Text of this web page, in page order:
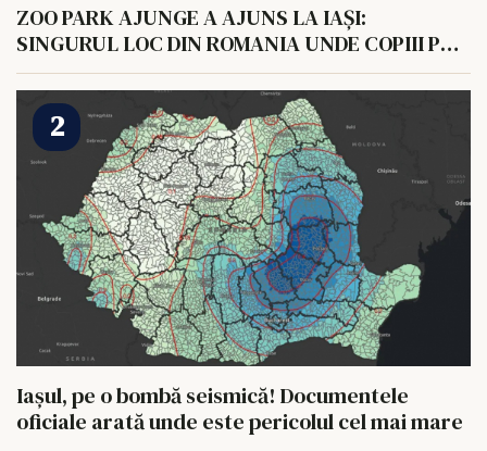
ZOO PARK AJUNGE A AJUNS LA IAȘI:
SINGURUL LOC DIN ROMANIA UNDE COPIII POT
HRANI UN ELEFANT
Iașul, pe o bombă seismică! Documentele
oficiale arată unde este pericolul cel mai mare